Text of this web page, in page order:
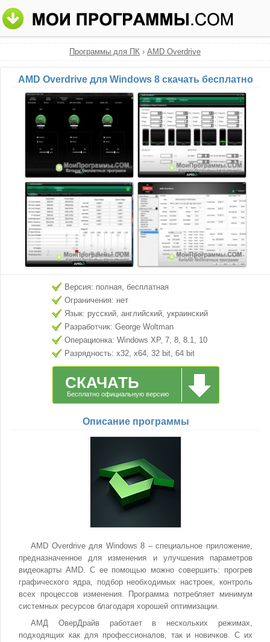
Программы для ПК › AMD Overdrive
AMD Overdrive для Windows 8 скачать бесплатно
Версия: полная, бесплатная
Ограничения: нет
Язык: русский, английский, украинский
Разработчик: George Woltman
Операционка: Windows XP, 7, 8, 8.1, 10
Разрядность: x32, x64, 32 bit, 64 bit
СКАЧАТЬ
Бесплатно официальную версию
Описание программы
AMD Overdrive для Windows 8 – специальное приложение,
предназначенное для изменения и улучшения параметров
видеокарты AMD. С ее помощью можно совершить: прогрев
графического ядра, подбор необходимых настроек, контроль
всех процессов изменения. Программа потребляет минимум
системных ресурсов благодаря хорошей оптимизации.
АМД ОверДрайв работает в нескольких режимах,
подходящих как для профессионалов, так и новичков. С их